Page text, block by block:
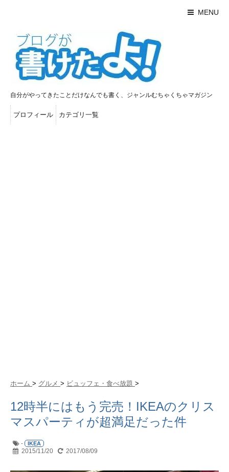
MENU
自分がやってきたことだけなんでも書く、ジャンルむちゃくちゃマガジン
プロフィール カテゴリ一覧
ホーム > グルメ > ビュッフェ・食べ放題 >
12時半にはもう完売！IKEAのクリス
マスパーティが超満足だった件
- IKEA
2015/11/20 2017/08/09